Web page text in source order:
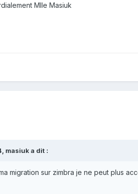
Mlle Masiuk
masiuka dit :
migration sur zimbra je ne peut plus